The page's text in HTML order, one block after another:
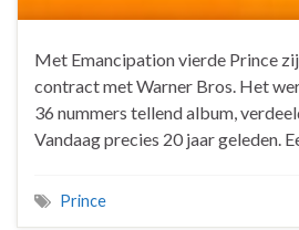
Met Emancipation vierde Prince
contract met Warner Bros. Het
36 nummers tellend album,
Vandaag precies 20 jaar geleden.
Prince